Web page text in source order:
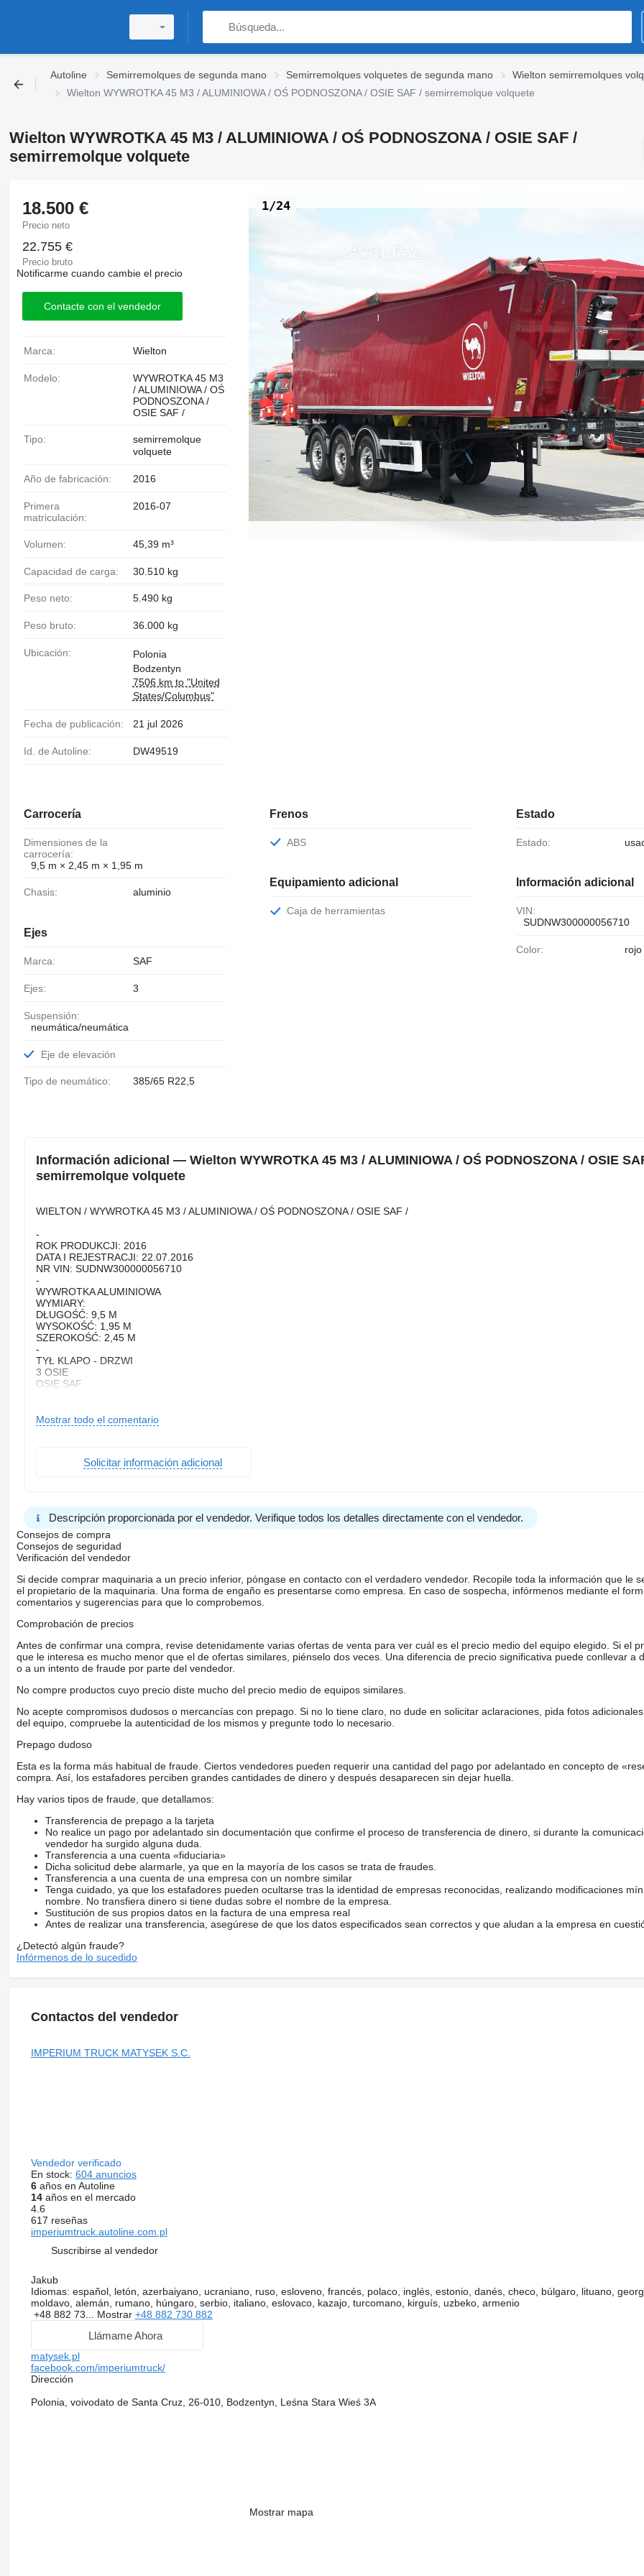
Autoline Semirremolques de segunda mano Semirremolques volquetes de segunda mano
Wielton semirremolques
Wielton WYWROTKA 45 M3 / ALUMINIOWA / OŚ PODNOSZONA / OSIE SAF / semirremolque volquete
Wielton WYWROTKA 45 M3 / ALUMINIOWA / OŚ PODNOSZONA / OSIE SAF /
semirremolque volquete
1/24
18.500 €
Precio neto
22.755 €
Precio bruto
Notificarme cuando cambie el precio
Contacte con el vendedor
Marca: Wielton
Modelo:
WYWROTKA 45 M3
/ ALUMINIOWA / OŚ
PODNOSZONA /
OSIE SAF /
Tipo:
semirremolque
volquete
Año de fabricación: 2016
Primera
matriculación:
2016-07
Volumen: 45,39 m³
Capacidad de carga: 30.510 kg
Peso neto: 5.490 kg
Peso bruto: 36.000 kg
Ubicación:
Polonia
Bodzentyn
7506 km to "United
States/Columbus"
Fecha de publicación: 21 jul 2026
Id. de Autoline: DW49519
Carrocería
Dimensiones de la
carrocería:
9,5 m × 2,45 m × 1,95 m
Chasis: aluminio
Ejes
Marca: SAF
Ejes: 3
Suspensión:
neumática/neumática
Eje de elevación
Tipo de neumático: 385/65 R22,5
Frenos
ABS
Equipamiento adicional
Caja de herramientas
Estado
Estado:
Información adicional
VIN:
SUDNW300000056710
Color: rojo
Información adicional — Wielton WYWROTKA 45 M3 / ALUMINIOWA / OŚ PODNOSZONA / OSIE
semirremolque volquete
WIELTON / WYWROTKA 45 M3 / ALUMINIOWA / OŚ PODNOSZONA / OSIE SAF /
-
ROK PRODUKCJI: 2016
DATA I REJESTRACJI: 22.07.2016
NR VIN: SUDNW300000056710
-
WYWROTKA ALUMINIOWA
WYMIARY:
DŁUGOŚĆ: 9,5 M
WYSOKOŚĆ: 1,95 M
SZEROKOŚĆ: 2,45 M
-
TYŁ KLAPO - DRZWI
3 OSIE
OSIE SAF
SKRZYNKA NARZEDZIOWA
ROZMIAR OPON: 385/65 R22,5
MASA WŁASNA: 5 490 KG
BEZWYPADKOWA
STAN BARDZO DOBRY
CENA NETTO: 18,500 EUR
-
WE CAN DELIVER VEHICLES TO EVERY PORT AND CITY IN EUROPE !!!
-
mostrar contactos
FOR MORE DETAILED INFORMATION, PLEASE CONTACT US BY PHONE. WE SPEAK THE FOLLOWING LANGUAGES:
Jakub:
Język Polski :
——————
Language : Deutsch
Phone number :mostrar contactos
——————
Kuba :
Language : English, Spanish, Slovenian, Czech, Slovak, Slovenia, French, Danish
Phone number :mostrar contactos
——————
Mariusz:
Phone numer :mostrar contactos
——————
Alex:
Limba Romana, Moldovan
Phone numer :mostrar contactos
——————
Tatiana:
Language: Italian, Ukrainian
Phone numer :mostrar contactos
Mostrar todo el comentario
Solicitar información adicional
Descripción proporcionada por el vendedor. Verifique todos los detalles directamente con el vendedor.
Consejos de compra
Consejos de seguridad
Verificación del vendedor
Si decide comprar maquinaria a un precio inferior, póngase en contacto con el verdadero vendedor. Recopile toda la información que le
el propietario de la maquinaria. Una forma de engaño es presentarse como empresa. En caso de sospecha, infórmenos mediante el
comentarios y sugerencias para que lo comprobemos.
Comprobación de precios
Antes de confirmar una compra, revise detenidamente varias ofertas de venta para ver cuál es el precio medio del equipo elegido. Si el
que le interesa es mucho menor que el de ofertas similares, piénselo dos veces. Una diferencia de precio significativa puede conllevar a
o a un intento de fraude por parte del vendedor.
No compre productos cuyo precio diste mucho del precio medio de equipos similares.
No acepte compromisos dudosos o mercancías con prepago. Si no lo tiene claro, no dude en solicitar aclaraciones, pida fotos
del equipo, compruebe la autenticidad de los mismos y pregunte todo lo necesario.
Prepago dudoso
Esta es la forma más habitual de fraude. Ciertos vendedores pueden requerir una cantidad del pago por adelantado en concepto de
compra. Así, los estafadores perciben grandes cantidades de dinero y después desaparecen sin dejar huella.
Hay varios tipos de fraude, que detallamos:
Transferencia de prepago a la tarjeta
No realice un pago por adelantado sin documentación que confirme el proceso de transferencia de dinero, si durante la
vendedor ha surgido alguna duda.
Transferencia a una cuenta «fiduciaria»
Dicha solicitud debe alarmarle, ya que en la mayoría de los casos se trata de fraudes.
Transferencia a una cuenta de una empresa con un nombre similar
Tenga cuidado, ya que los estafadores pueden ocultarse tras la identidad de empresas reconocidas, realizando modificaciones
nombre. No transfiera dinero si tiene dudas sobre el nombre de la empresa.
Sustitución de sus propios datos en la factura de una empresa real
Antes de realizar una transferencia, asegúrese de que los datos especificados sean correctos y que aludan a la empresa en
¿Detectó algún fraude?
Infórmenos de lo sucedido
Contactos del vendedor
IMPERIUM TRUCK MATYSEK S.C.
Vendedor verificado
En stock: 604 anuncios
6años en Autoline
14años en el mercado
4.6
617 reseñas
imperiumtruck.autoline.com.pl
Suscribirse al vendedor
Jakub
Idiomas: español, letón, azerbaiyano, ucraniano, ruso, esloveno, francés, polaco, inglés, estonio, danés, checo, búlgaro, lituano,
moldavo, alemán, rumano, húngaro, serbio, italiano, eslovaco, kazajo, turcomano, kirguís, uzbeko, armenio
+48 882 73... Mostrar +48 882 730 882
Llámame Ahora
matysek.pl
facebook.com/imperiumtruck/
Dirección
Polonia, voivodato de Santa Cruz, 26-010, Bodzentyn, Leśna Stara Wieś 3A
Mostrar mapa